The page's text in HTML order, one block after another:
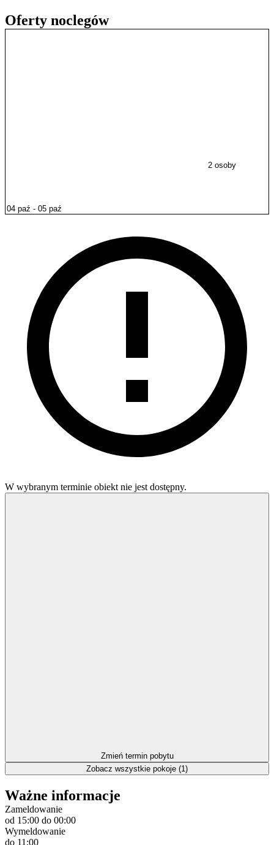
Oferty noclegów
2 osoby
W wybranym terminie obiekt nie jest dostępny.
Zmień termin pobytu
Zobacz wszystkie pokoje (1)
Ważne informacje
Zameldowanie
od 15:00 do 00:00
Wymeldowanie
do 11:00